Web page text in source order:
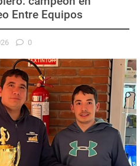
Entre Equipos
0